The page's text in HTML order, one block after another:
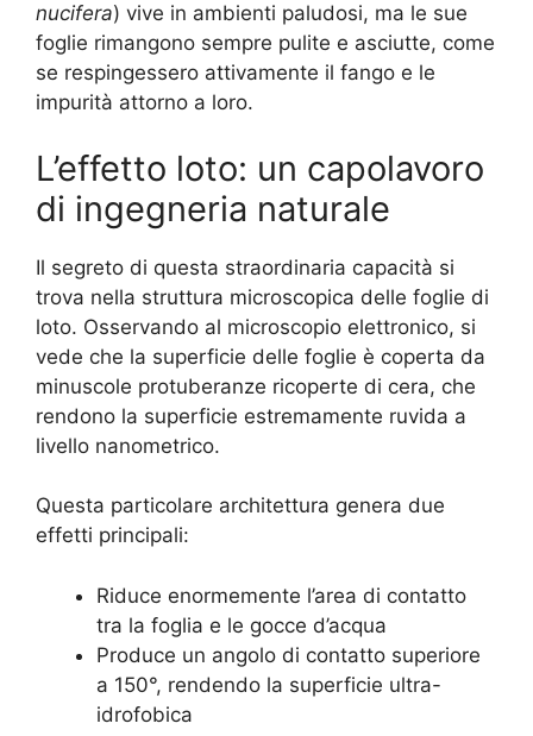
nucifera) vive in ambienti paludosi, ma le sue
foglie rimangono sempre pulite e asciutte, come
se respingessero attivamente il fango e le
impurità attorno a loro.
L’effetto loto: un capolavoro
di ingegneria naturale
Il segreto di questa straordinaria capacità si
trova nella struttura microscopica delle foglie di
loto. Osservando al microscopio elettronico, si
vede che la superficie delle foglie è coperta da
minuscole protuberanze ricoperte di cera, che
rendono la superficie estremamente ruvida a
livello nanometrico.
Questa particolare architettura genera due
effetti principali:
Riduce enormemente l’area di contatto
tra la foglia e le gocce d’acqua
Produce un angolo di contatto superiore
a 150°, rendendo la superficie ultra-
idrofobica